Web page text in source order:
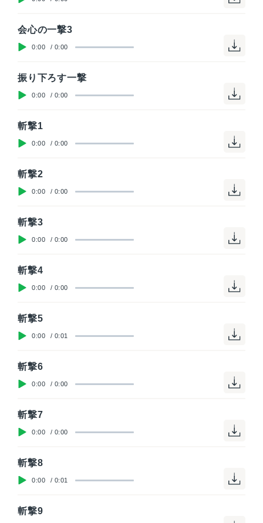
会心の一撃3
0:00 / 0:00
振り下ろす一撃
0:00 / 0:00
斬撃1
0:00 / 0:00
斬撃2
0:00 / 0:00
斬撃3
0:00 / 0:00
斬撃4
0:00 / 0:00
斬撃5
0:00 / 0:01
斬撃6
0:00 / 0:00
斬撃7
0:00 / 0:00
斬撃8
0:00 / 0:01
斬撃9